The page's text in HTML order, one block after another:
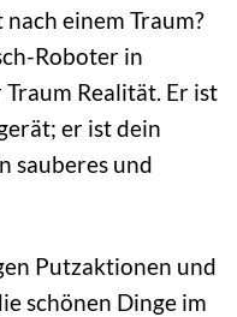
einem Traum?
Roboter in
Realität. Er ist
er ist dein
sauberes und
Putzaktionen und
schönen Dinge im